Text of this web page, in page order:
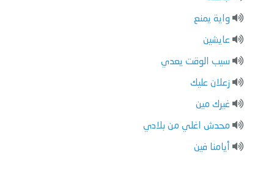
واية يمنع
عايشين
سيب الوقت يعدي
زعلان عليك
غيرك مين
محدش اغلي من بلادي
أيامنا فين